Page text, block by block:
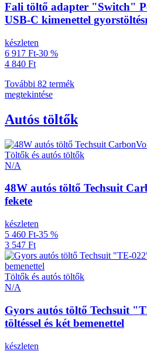
Fali töltő adapter "Switch"
USB-C kimenettel
készleten
6 917 Ft-30 %
4 840 Ft
További 82 termék
megtekintése
Autós töltők
Töltők és autós töltők
N/A
48W autós töltő Techsuit
fekete
készleten
5 460 Ft-35 %
3 547 Ft
Töltők és autós töltők
N/A
Gyors autós töltő Techsuit
töltéssel és két bemenettel
készleten